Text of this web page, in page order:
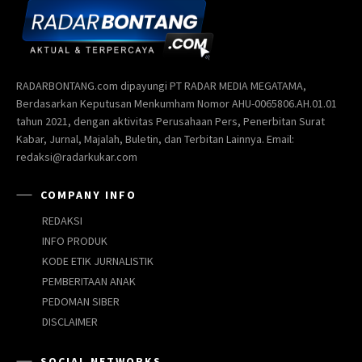
RADARBONTANG.com dipayungi PT RADAR MEDIA MEGATAMA,
Berdasarkan Keputusan Menkumham Nomor AHU-0065806.AH.01.01
tahun 2021, dengan aktivitas Perusahaan Pers, Penerbitan Surat
Kabar, Jurnal, Majalah, Buletin, dan Terbitan Lainnya. Email:
redaksi@radarkukar.com
COMPANY INFO
REDAKSI
INFO PRODUK
KODE ETIK JURNALISTIK
PEMBERITAAN ANAK
PEDOMAN SIBER
DISCLAIMER